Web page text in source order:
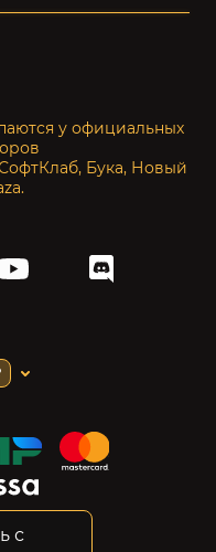
у официальных
Бука, Новый
с